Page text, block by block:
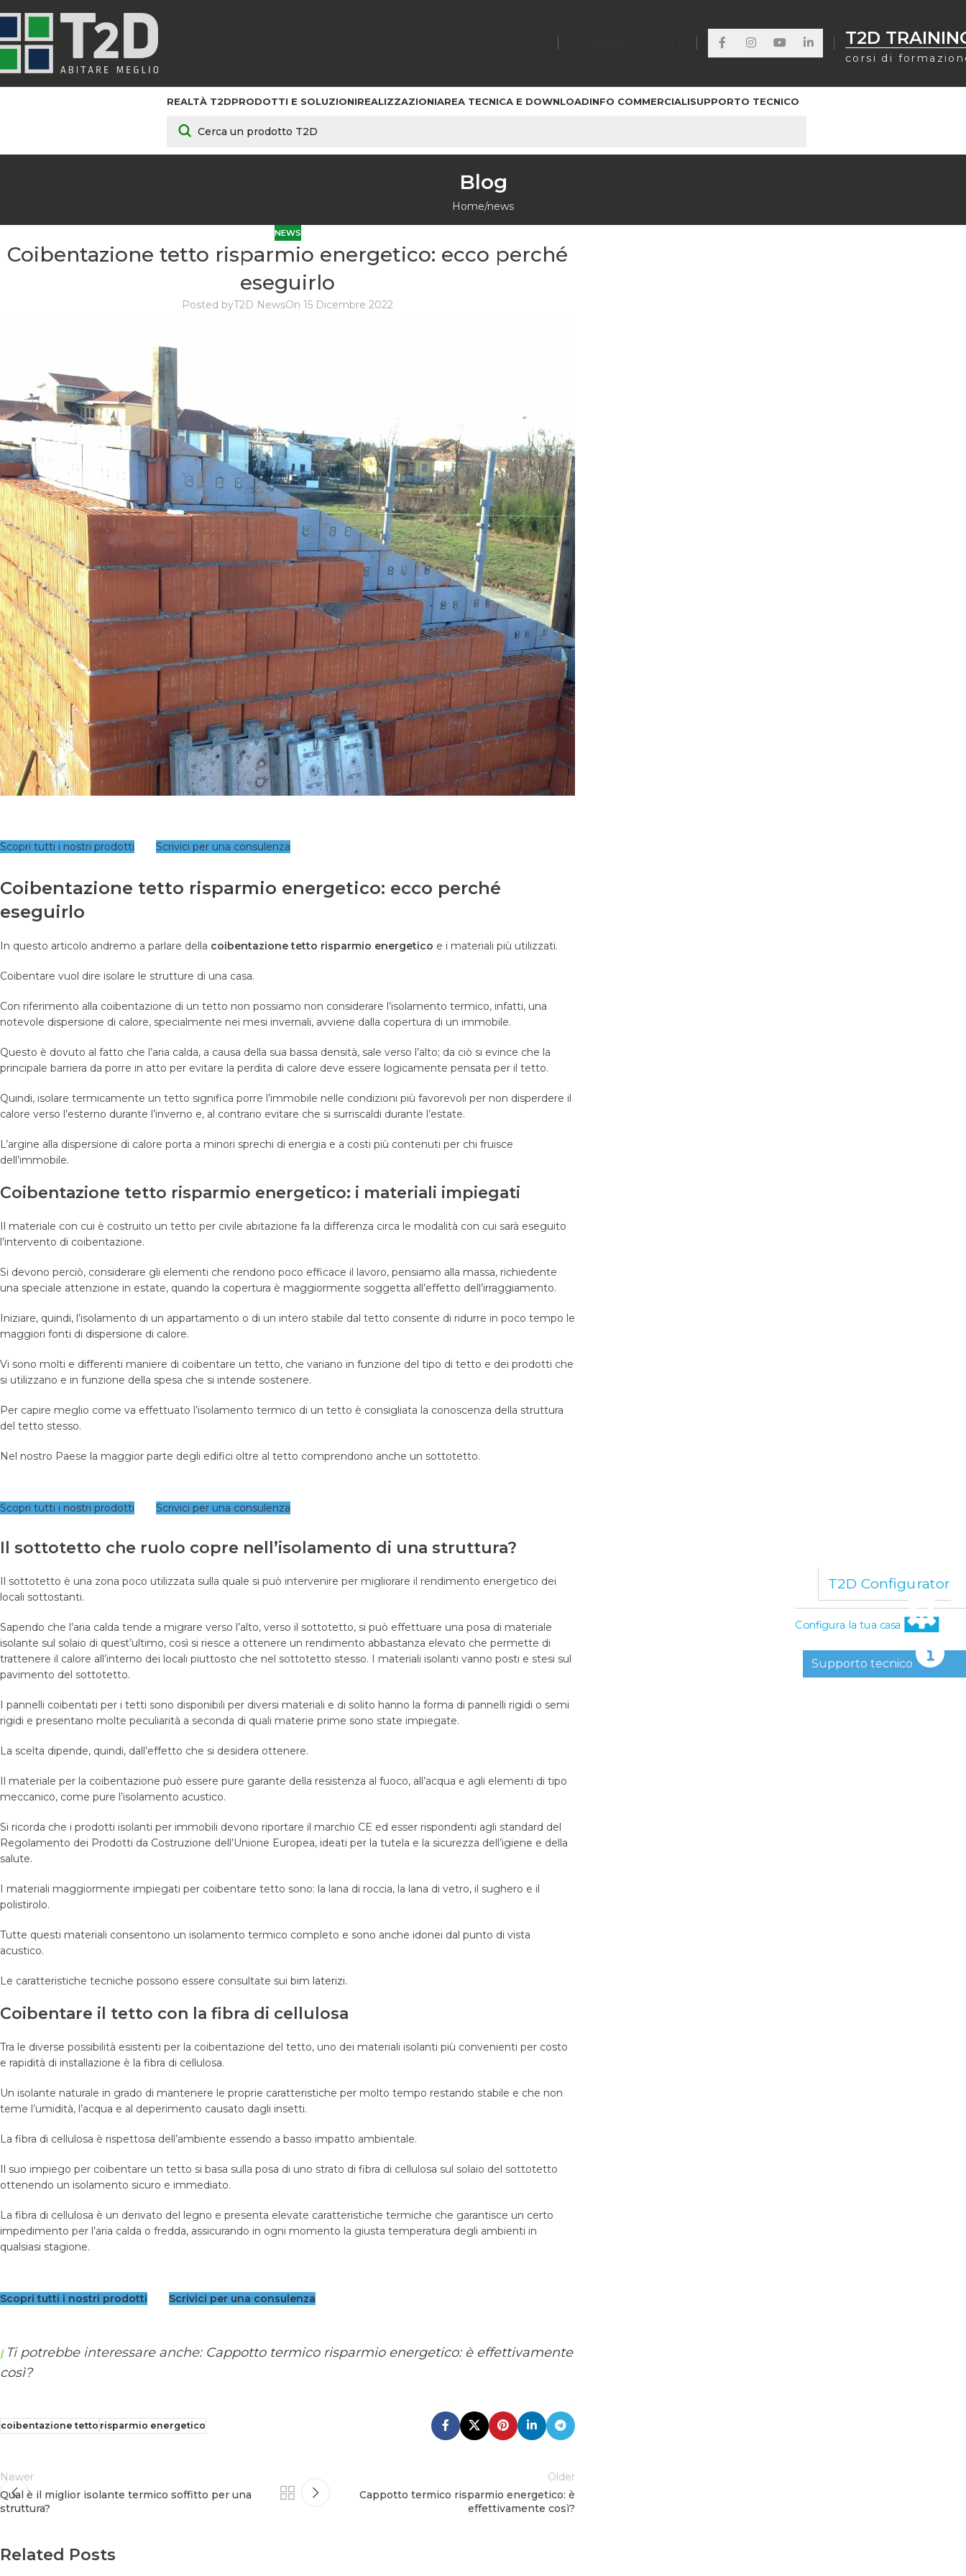
T2D
corsi di
REALTÀ T2DPRODOTTI E SOLUZIONIREALIZZAZIONIAREA TECNICA E DOWNLOADINFO COMMERCIALISUPPORTO TECNICO
Blog
Home news
NEWS
Coibentazione tetto risparmio energetico: ecco perché
eseguirlo
Posted byT2D NewsOn 15 Dicembre 2022
Scopri tutti i nostri prodotti Scrivici per una consulenza
Coibentazione tetto risparmio energetico: ecco perché
eseguirlo
In questo articolo andremo a parlare della coibentazione tetto risparmio energetico e i materiali più utilizzati.
Coibentare vuol dire isolare le strutture di una casa.
Con riferimento alla coibentazione di un tetto non possiamo non considerare l’isolamento termico, infatti, una
notevole dispersione di calore, specialmente nei mesi invernali, avviene dalla copertura di un immobile.
Questo è dovuto al fatto che l’aria calda, a causa della sua bassa densità, sale verso l’alto; da ciò si evince che la
principale barriera da porre in atto per evitare la perdita di calore deve essere logicamente pensata per il tetto.
Quindi, isolare termicamente un tetto significa porre l’immobile nelle condizioni più favorevoli per non disperdere il
calore verso l’esterno durante l’inverno e, al contrario evitare che si surriscaldi durante l’estate.
L’argine alla dispersione di calore porta a minori sprechi di energia e a costi più contenuti per chi fruisce
dell’immobile.
Coibentazione tetto risparmio energetico: i materiali impiegati
Il materiale con cui è costruito un tetto per civile abitazione fa la differenza circa le modalità con cui sarà eseguito
l’intervento di coibentazione.
Si devono perciò, considerare gli elementi che rendono poco efficace il lavoro, pensiamo alla massa, richiedente
una speciale attenzione in estate, quando la copertura è maggiormente soggetta all’effetto dell’irraggiamento.
Iniziare, quindi, l’isolamento di un appartamento o di un intero stabile dal tetto consente di ridurre in poco tempo le
maggiori fonti di dispersione di calore.
Vi sono molti e differenti maniere di coibentare un tetto, che variano in funzione del tipo di tetto e dei prodotti che
si utilizzano e in funzione della spesa che si intende sostenere.
Per capire meglio come va effettuato l’isolamento termico di un tetto è consigliata la conoscenza della struttura
del tetto stesso.
Nel nostro Paese la maggior parte degli edifici oltre al tetto comprendono anche un sottotetto.
Scopri tutti i nostri prodotti Scrivici per una consulenza
Il sottotetto che ruolo copre nell’isolamento di una struttura?
Il sottotetto è una zona poco utilizzata sulla quale si può intervenire per migliorare il rendimento energetico dei
locali sottostanti.
Sapendo che l’aria calda tende a migrare verso l’alto, verso il sottotetto, si può effettuare una posa di materiale
isolante sul solaio di quest’ultimo, così si riesce a ottenere un rendimento abbastanza elevato che permette di
trattenere il calore all’interno dei locali piuttosto che nel sottotetto stesso. I materiali isolanti vanno posti e stesi sul
pavimento del sottotetto.
I pannelli coibentati per i tetti sono disponibili per diversi materiali e di solito hanno la forma di pannelli rigidi o semi
rigidi e presentano molte peculiarità a seconda di quali materie prime sono state impiegate.
La scelta dipende, quindi, dall’effetto che si desidera ottenere.
Il materiale per la coibentazione può essere pure garante della resistenza al fuoco, all’acqua e agli elementi di tipo
meccanico, come pure l’isolamento acustico.
Si ricorda che i prodotti isolanti per immobili devono riportare il marchio CE ed esser rispondenti agli standard del
Regolamento dei Prodotti da Costruzione dell’Unione Europea, ideati per la tutela e la sicurezza dell’igiene e della
salute.
I materiali maggiormente impiegati per coibentare tetto sono: la lana di roccia, la lana di vetro, il sughero e il
polistirolo.
Tutte questi materiali consentono un isolamento termico completo e sono anche idonei dal punto di vista
acustico.
Le caratteristiche tecniche possono essere consultate sui bim laterizi.
Coibentare il tetto con la fibra di cellulosa
Tra le diverse possibilità esistenti per la coibentazione del tetto, uno dei materiali isolanti più convenienti per costo
e rapidità di installazione è la fibra di cellulosa.
Un isolante naturale in grado di mantenere le proprie caratteristiche per molto tempo restando stabile e che non
teme l’umidità, l’acqua e al deperimento causato dagli insetti.
La fibra di cellulosa è rispettosa dell’ambiente essendo a basso impatto ambientale.
Il suo impiego per coibentare un tetto si basa sulla posa di uno strato di fibra di cellulosa sul solaio del sottotetto
ottenendo un isolamento sicuro e immediato.
La fibra di cellulosa è un derivato del legno e presenta elevate caratteristiche termiche che garantisce un certo
impedimento per l’aria calda o fredda, assicurando in ogni momento la giusta temperatura degli ambienti in
qualsiasi stagione.
Scopri tutti i nostri prodotti Scrivici per una consulenza
| Ti potrebbe interessare anche: Cappotto termico risparmio energetico: è effettivamente
così?
coibentazione tetto risparmio energetico
Newer
Qual è il miglior isolante termico soffitto per una
struttura?
Older
Cappotto termico risparmio energetico: è
effettivamente così?
Related Posts
Supporto tecnico
T2D Configurator
Configura la tua casa